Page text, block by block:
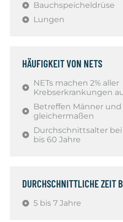
HÄUFIGKEIT VON NETS
NETs machen 2% aller
Krebserkrankungen
Betreffen Männer und
gleichermaßen
Durchschnittsalter bei
bis 60 Jahre
Bauchspeicheldrüse
Lungen
DURCHSCHNITTLICHE ZEIT
5 bis 7 Jahre